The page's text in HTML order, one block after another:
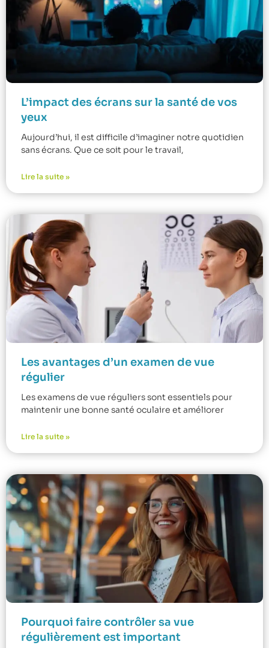
L’impact des écrans sur la santé de vos
yeux
Aujourd’hui, il est difficile d’imaginer notre quotidien
sans écrans. Que ce soit pour le travail,
Lire la suite »
Les avantages d’un examen de vue
régulier
Les examens de vue réguliers sont essentiels pour
maintenir une bonne santé oculaire et améliorer
Lire la suite »
Pourquoi faire contrôler sa vue
régulièrement est important